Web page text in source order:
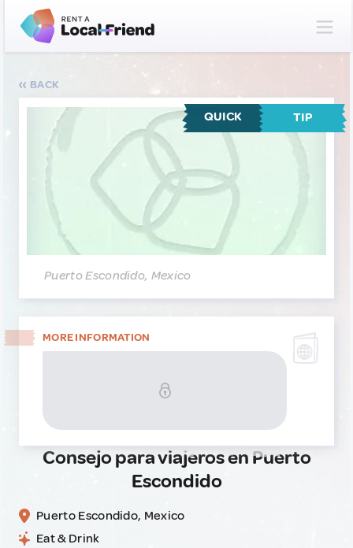
BACK
QUICK TIP
Puerto Escondido, Mexico
MORE INFORMATION
Consejo para viajeros en Puerto
Escondido
Puerto Escondido, Mexico
Eat & Drink